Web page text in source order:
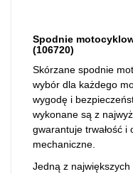
Spodnie
(106720)
Skórzane spodnie
wybór dla każdego
wygodę i
wykonane są z
gwarantuje trwałość
mechaniczne.
Jedną z